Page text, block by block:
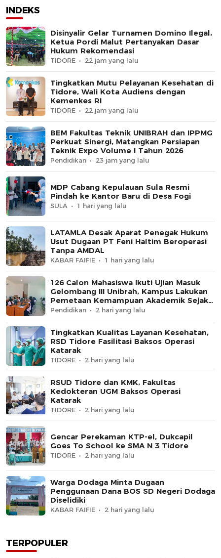
INDEKS
Disinyalir Gelar Turnamen Domino Ilegal,
Ketua Pordi Malut Pertanyakan Dasar
Hukum Rekomendasi
TIDORE 22 jam yang lalu
Tingkatkan Mutu Pelayanan Kesehatan di
Tidore, Wali Kota Audiens dengan
Kemenkes RI
TIDORE 22 jam yang lalu
BEM Fakultas Teknik UNIBRAH dan IPPMG
Perkuat Sinergi, Matangkan Persiapan
Teknik Expo Volume I Tahun 2026
Pendidikan 23 jam yang lalu
MDP Cabang Kepulauan Sula Resmi
Pindah ke Kantor Baru di Desa Fogi
SULA 1 hari yang lalu
LATAMLA Desak Aparat Penegak Hukum
Usut Dugaan PT Feni Haltim Beroperasi
Tanpa AMDAL
KABAR FAIFIE 1 hari yang lalu
126 Calon Mahasiswa Ikuti Ujian Masuk
Gelombang III Unibrah, Kampus Lakukan
Pemetaan Kemampuan Akademik Sejak
Awal
Pendidikan 2 hari yang lalu
Tingkatkan Kualitas Layanan Kesehatan,
RSD Tidore Fasilitasi Baksos Operasi
Katarak
TIDORE 2 hari yang lalu
RSUD Tidore dan KMK, Fakultas
Kedokteran UGM Baksos Operasi
Katarak
TIDORE 2 hari yang lalu
Gencar Perekaman KTP-el, Dukcapil
Goes To School ke SMA N 3 Tidore
TIDORE 2 hari yang lalu
Warga Dodaga Minta Dugaan
Penggunaan Dana BOS SD Negeri Dodaga
Diselidiki
KABAR FAIFIE 2 hari yang lalu
TERPOPULER